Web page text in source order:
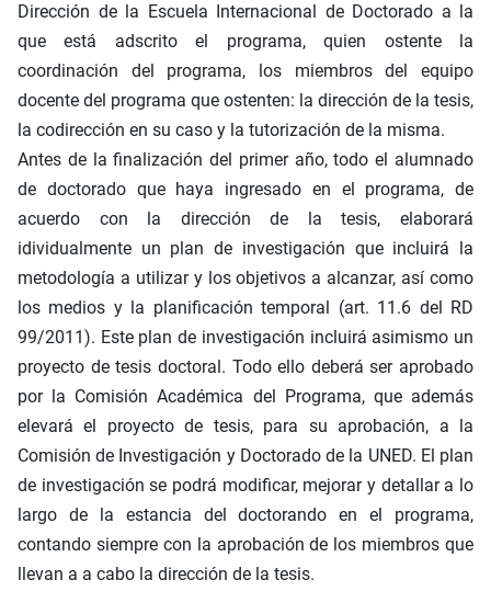
Dirección de la Escuela Internacional de Doctorado a la
que está adscrito el programa, quien ostente la
coordinación del programa, los miembros del equipo
docente del programa que ostenten: la dirección de la tesis,
la codirección en su caso y la tutorización de la misma.
Antes de la finalización del primer año, todo el alumnado
de doctorado que haya ingresado en el programa, de
acuerdo con la dirección de la tesis, elaborará
idividualmente un plan de investigación que incluirá la
metodología a utilizar y los objetivos a alcanzar, así como
los medios y la planificación temporal (art. 11.6 del RD
99/2011). Este plan de investigación incluirá asimismo un
proyecto de tesis doctoral. Todo ello deberá ser aprobado
por la Comisión Académica del Programa, que además
elevará el proyecto de tesis, para su aprobación, a la
Comisión de Investigación y Doctorado de la UNED. El plan
de investigación se podrá modificar, mejorar y detallar a lo
largo de la estancia del doctorando en el programa,
contando siempre con la aprobación de los miembros que
llevan a a cabo la dirección de la tesis.